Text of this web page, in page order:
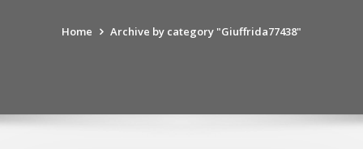
Home Archive by category "Giuffrida77438"